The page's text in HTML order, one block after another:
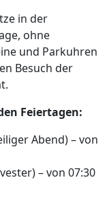
in der
ohne
und Parkuhren
Besuch der
Feiertagen:
Abend) – von
– von 07:30